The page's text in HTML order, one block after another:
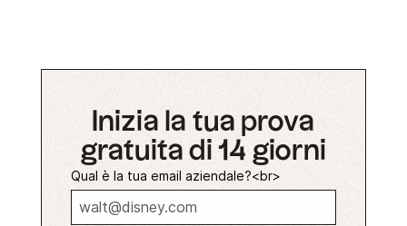
Inizia la tua prova
gratuita di 14 giorni
Qual è la tua email aziendale?<br>